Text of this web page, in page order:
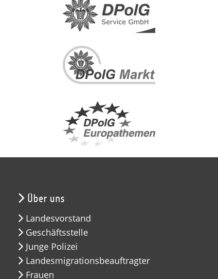
Über uns
Landesvorstand
Geschäftsstelle
Junge Polizei
Landesmigrationsbeauftragter
Frauen